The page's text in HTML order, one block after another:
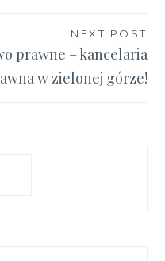
NEXT POST
prawne – kancelaria
w zielonej górze!